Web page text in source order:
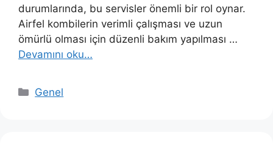
durumlarında, bu servisler önemli bir rol oynar.
Airfel kombilerin verimli çalışması ve uzun
ömürlü olması için düzenli bakım yapılması …
Devamını oku…
Kategoriler
Genel